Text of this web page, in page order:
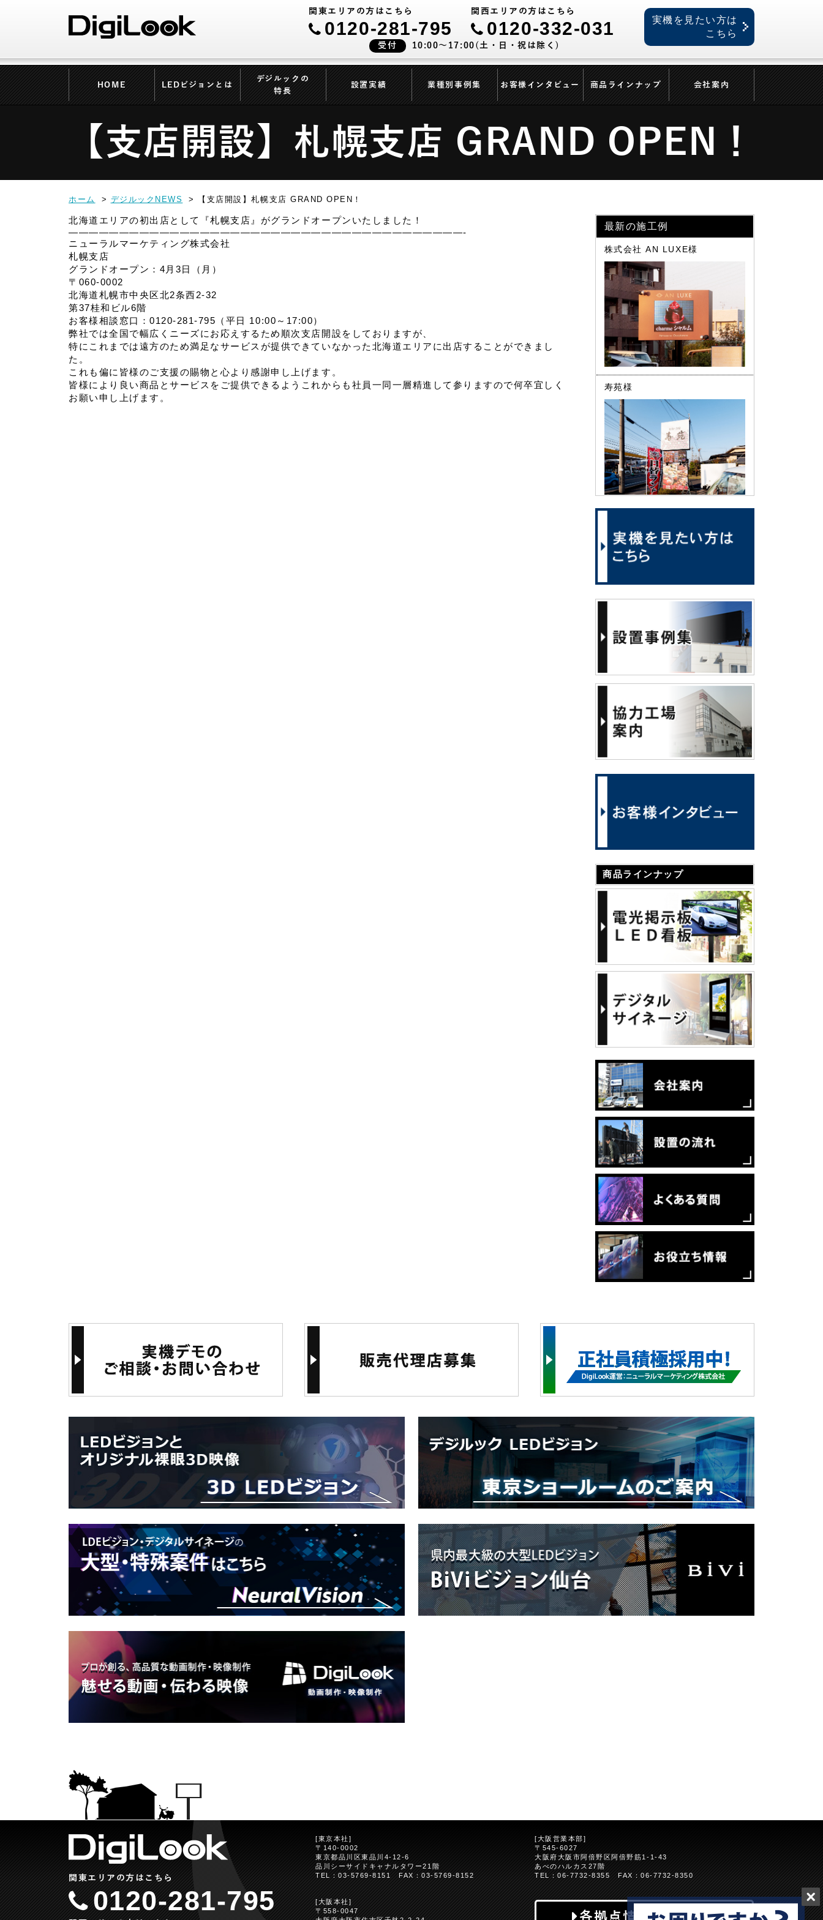
関東エリアの方はこちら
0120-281-795
関西エリアの方はこちら
0120-332-031
受付 10:00～17:00(土・日・祝は除く)
実機を見たい方は
こちら
HOME LEDビジョンとは
デジルックの
特長
設置実績 業種別事例集 お客様インタビュー 商品ラインナップ 会社案内
【支店開設】札幌支店 GRAND OPEN！
ホーム デジルックNEWS 【支店開設】札幌支店 GRAND OPEN！
北海道エリアの初出店として『札幌支店』がグランドオープンいたしました！
———————————————————————————————————————-
ニューラルマーケティング株式会社
札幌支店
グランドオープン：4月3日（月）
〒060-0002
北海道札幌市中央区北2条西2-32
第37桂和ビル6階
お客様相談窓口：0120-281-795（平日 10:00～17:00）
弊社では全国で幅広くニーズにお応えするため順次支店開設をしておりますが、
特にこれまでは遠方のため満足なサービスが提供できていなかった北海道エリアに出店することができまし
た。
これも偏に皆様のご支援の賜物と心より感謝申し上げます。
皆様により良い商品とサービスをご提供できるようこれからも社員一同一層精進して参りますので何卒宜しく
お願い申し上げます。
最新の施工例
株式会社 AN LUXE様
寿苑様
有限会社 シルクサロンシステム様
うどん屋こぞう様
北摂瓦斯 株式会社様
株式会社昭和ハウジング様
HONA 仙台様
パンパーネ 株式会社様
商品ラインナップ
関東エリアの方はこちら
0120-281-795
[東京本社]
〒140-0002
東京都品川区東品川4-12-6
品川シーサイドキャナルタワー21階
TEL：03-5769-8151 FAX：03-5769-8152
[大阪営業本部]
〒545-6027
大阪府大阪市阿倍野区阿倍野筋1-1-43
あべのハルカス27階
TEL：06-7732-8355 FAX：06-7732-8350
[大阪本社]
〒558-0047
各拠点情報はこちら